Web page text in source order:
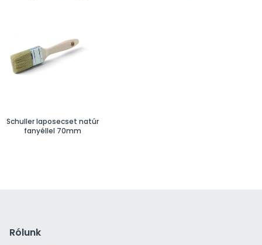
Schuller laposecset natúr
fanyéllel 70mm
Rólunk